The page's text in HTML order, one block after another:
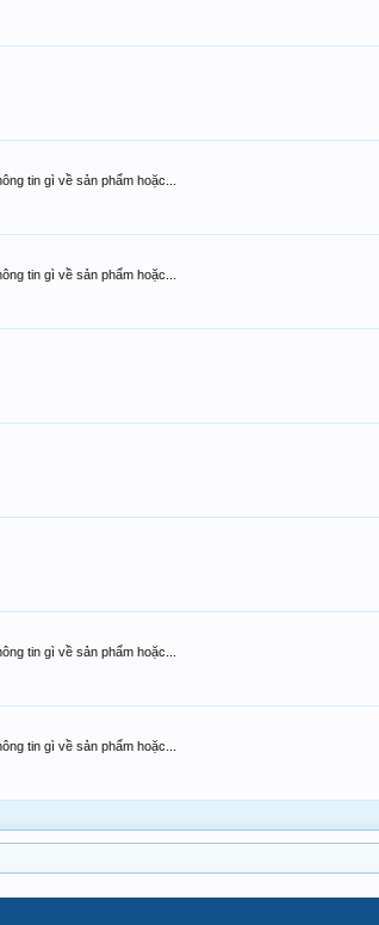
tin gì về sản phẩm hoặc...
tin gì về sản phẩm hoặc...
tin gì về sản phẩm hoặc...
tin gì về sản phẩm hoặc...